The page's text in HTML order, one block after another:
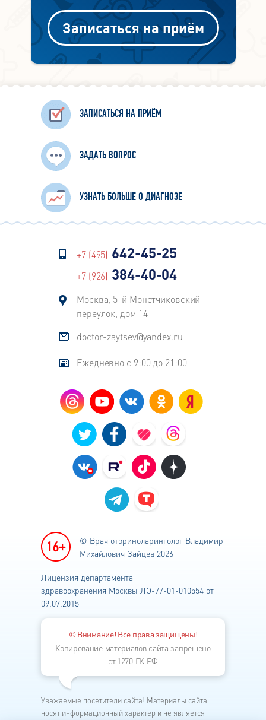
Записаться на приём
ЗАПИСАТЬСЯ НА ПРИЁМ
ЗАДАТЬ ВОПРОС
УЗНАТЬ БОЛЬШЕ О ДИАГНОЗЕ
+7 (495) 642-45-25
+7 (926) 384-40-04
Москва, 5-й Монетчиковский
переулок, дом 14
doctor-zaytsev@yandex.ru
Ежедневно с 9:00 до 21:00
© Врач оториноларинголог Владимир
Михайлович Зайцев 2026
Лицензия департамента
здравоохранения Москвы ЛО-77-01-010554 от
09.07.2015
© Внимание! Все права защищены!
Копирование материалов сайта запрещено
ст.1270 ГК РФ
Уважаемые посетители сайта! Материалы сайта
носят информационный характер и не является